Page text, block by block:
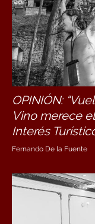
OPINIÓN:
Vino merece
Interés
Fernando De la Fuente